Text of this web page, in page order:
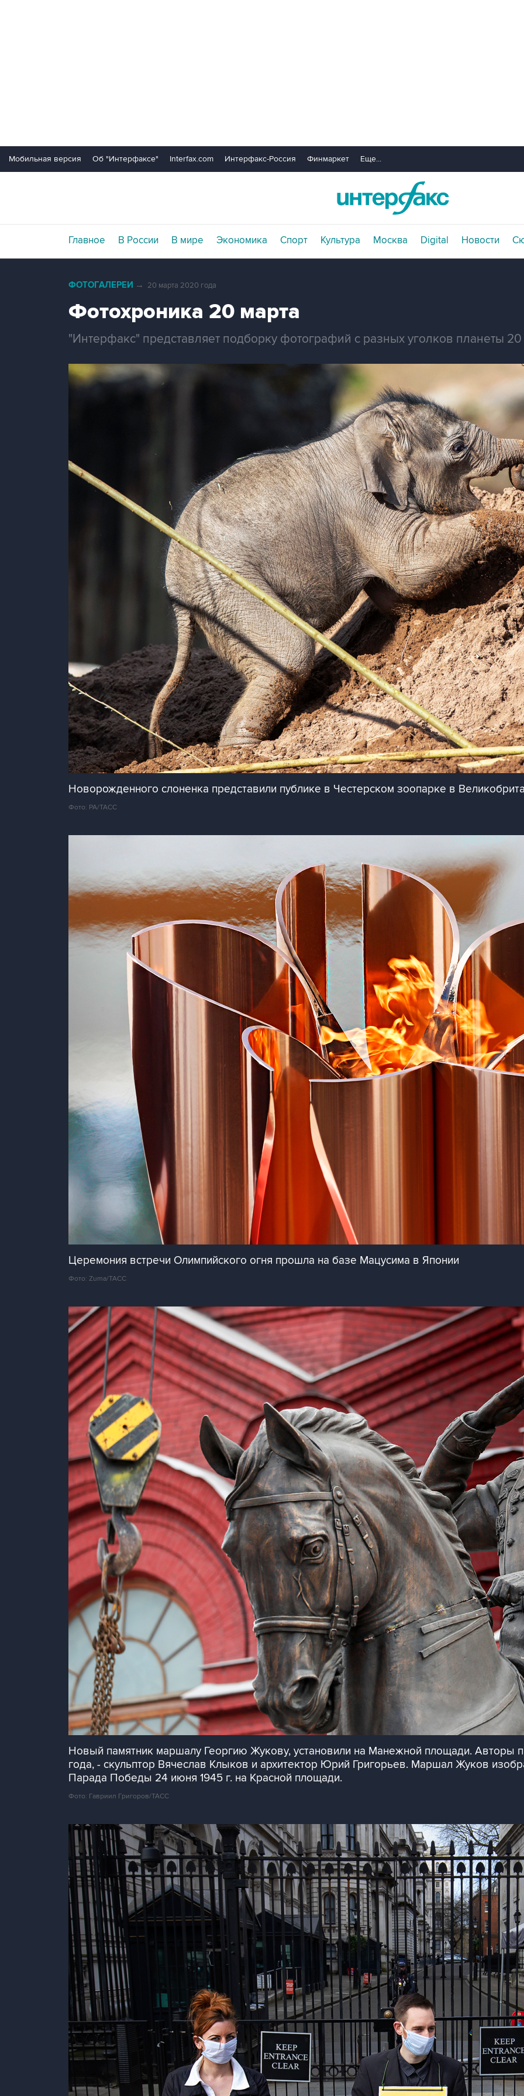
Мобильная версия Об "Интерфаксе" Interfax.com Интерфакс-Россия Финмаркет Еще...
Главное В России В мире Экономика Спорт Культура Москва Digital Новости
ФОТОГАЛЕРЕИ → 20 марта 2020 года
Фотохроника 20 марта
"Интерфакс" представляет подборку фотографий с разных уголков планеты 20
Новорожденного слоненка представили публике в Честерском зоопарке в
Фото: PA/ТАСС
Церемония встречи Олимпийского огня прошла на базе Мацусима в Японии
Фото: Zuma/ТАСС
Новый памятник маршалу Георгию Жукову, установили на Манежной площади. Авторы
года, - скульптор Вячеслав Клыков и архитектор Юрий Григорьев. Маршал Жуков
Парада Победы 24 июня 1945 г. на Красной площади.
Фото: Гавриил Григоров/ТАСС